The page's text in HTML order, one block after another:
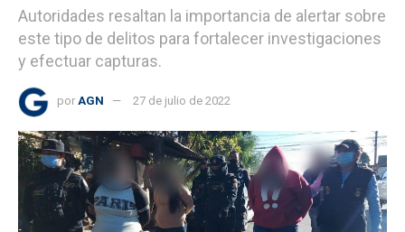
Autoridades resaltan la importancia de alertar sobre
este tipo de delitos para fortalecer investigaciones
y efectuar capturas.
por AGN 27 de julio de 2022